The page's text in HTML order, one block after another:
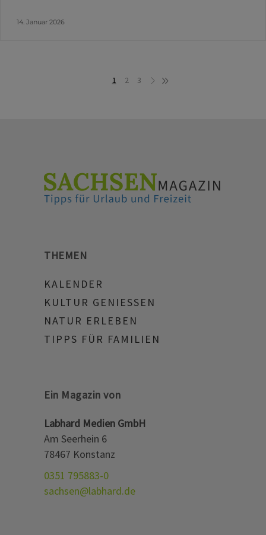
14. Januar 2026
1 2 3
THEMEN
KALENDER
KULTUR GENIESSEN
NATUR ERLEBEN
TIPPS FÜR FAMILIEN
Ein Magazin von
Labhard Medien GmbH
Am Seerhein 6
78467 Konstanz
0351 795883-0
sachsen@labhard.de